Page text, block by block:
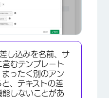
×
し込みを名前、サ
むテンプレート
ったく別のアン
、テキストの差
能しないことがあ